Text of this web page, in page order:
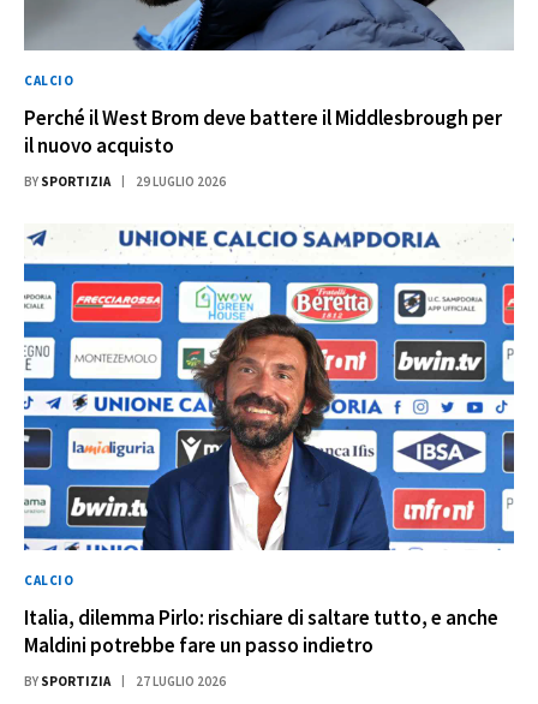
CALCIO
Perché il West Brom deve battere il Middlesbrough per
il nuovo acquisto
BY SPORTIZIA 29 LUGLIO 2026
CALCIO
Italia, dilemma Pirlo: rischiare di saltare tutto, e anche
Maldini potrebbe fare un passo indietro
BY SPORTIZIA 27 LUGLIO 2026